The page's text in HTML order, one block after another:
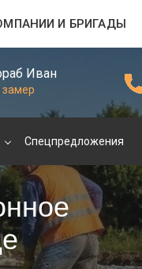
И БРИГАДЫ
Иван
замер
Спецпредложения